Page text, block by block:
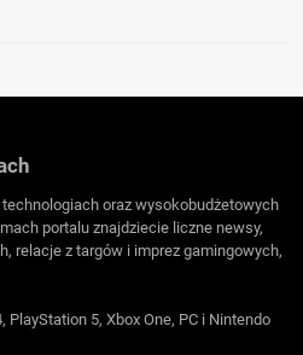
oraz wysokobudżetowych
portalu znajdziecie liczne newsy,
relacje z targów i imprez gamingowych,
PlayStation 5, Xbox One, PC i Nintendo